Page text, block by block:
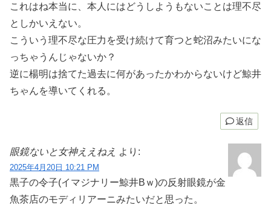
これはね本当に、本人にはどうしようもないことは理不尽
としかいえない。
こういう理不尽な圧力を受け続けて育つと蛇沼みたいにな
っちゃうんじゃないか？
逆に楊明は捨てた過去に何があったかわからないけど鯨井
ちゃんを導いてくれる。
返信
眼鏡ないと女神ええねえ より:
2025年4月20日 10:21 PM
黒子の令子(イマジナリー鯨井Bｗ)の反射眼鏡が金
魚茶店のモディリアーニみたいだと思った。